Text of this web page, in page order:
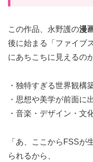
この作品、永野護の漫
後に始まる「ファイブ
にあちこちに見えるの
・独特すぎる世界観構
・思想や美学が前面に
・音楽・デザイン・文
「あ、ここからFSS
られるから、